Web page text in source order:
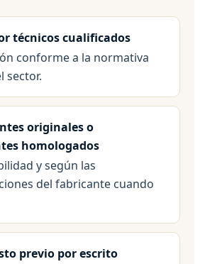
técnicos cualificados
conforme a la normativa
sector.
originales o
homologados
y según las
del fabricante cuando
previo por escrito